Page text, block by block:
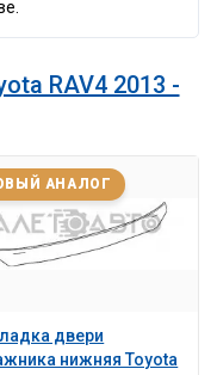
RAV4 2013 -
двери
нижняя Toyota
АНАЛОГ